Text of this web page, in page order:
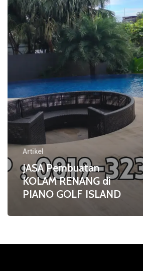
di
PIANO
GOLF
ISLAND
Artikel
JASA Pembuatan
KOLAM RENANG di
PIANO GOLF ISLAND